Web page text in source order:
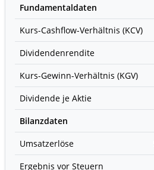
Fundamentaldaten
Kurs-Cashflow-Verhältnis (KCV)
Dividendenrendite
Kurs-Gewinn-Verhältnis (KGV)
Dividende je Aktie
Bilanzdaten
Umsatzerlöse
Ergebnis vor Steuern